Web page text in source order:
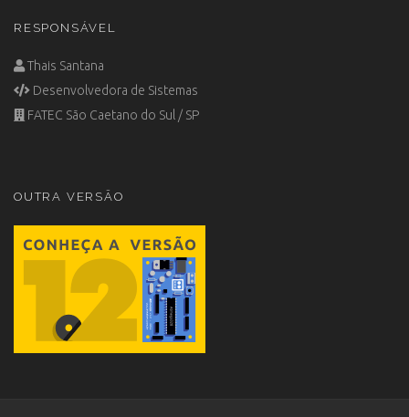
RESPONSÁVEL
Thais Santana
Desenvolvedora de Sistemas
FATEC São Caetano do Sul / SP
OUTRA VERSÃO